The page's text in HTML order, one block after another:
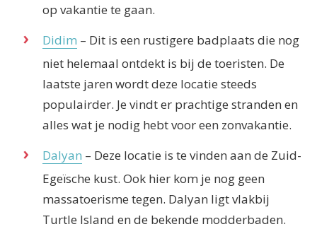
op vakantie te gaan.
Didim – Dit is een rustigere badplaats die nog
niet helemaal ontdekt is bij de toeristen. De
laatste jaren wordt deze locatie steeds
populairder. Je vindt er prachtige stranden en
alles wat je nodig hebt voor een zonvakantie.
Dalyan – Deze locatie is te vinden aan de Zuid-
Egeïsche kust. Ook hier kom je nog geen
massatoerisme tegen. Dalyan ligt vlakbij
Turtle Island en de bekende modderbaden.